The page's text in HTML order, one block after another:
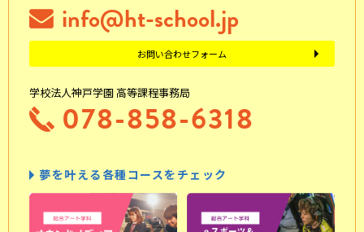
info@ht-school.jp
お問い合わせフォーム
学校法人神戸学園 高等課程事務局
078-858-6318
夢を叶える各種コースをチェック